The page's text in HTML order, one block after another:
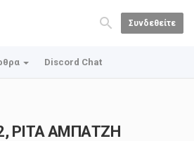
Συνδεθείτε
Discord Chat
ΡΙΤΑ ΑΜΠΑΤΖΗ